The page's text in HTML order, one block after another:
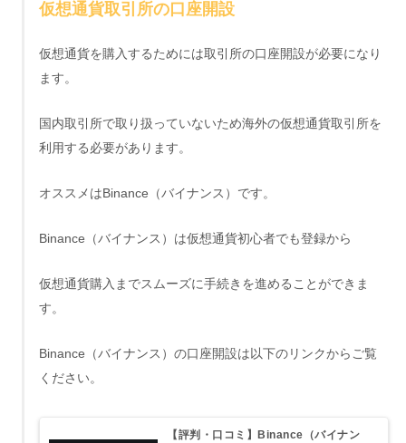
仮想通貨取引所の口座開設
仮想通貨を購入するためには取引所の口座開設が必要になり
ます。
国内取引所で取り扱っていないため海外の仮想通貨取引所を
利用する必要があります。
オススメはBinance（バイナンス）です。
Binance（バイナンス）は仮想通貨初心者でも登録から
仮想通貨購入までスムーズに手続きを進めることができま
す。
Binance（バイナンス）の口座開設は以下のリンクからご覧
ください。
【評判・口コミ】Binance（バイナン